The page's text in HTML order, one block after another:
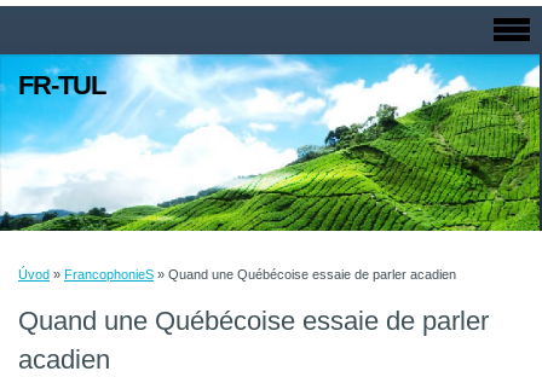
FR-TUL
Úvod » FrancophonieS » Quand une Québécoise essaie de parler acadien
Quand une Québécoise essaie de parler
acadien